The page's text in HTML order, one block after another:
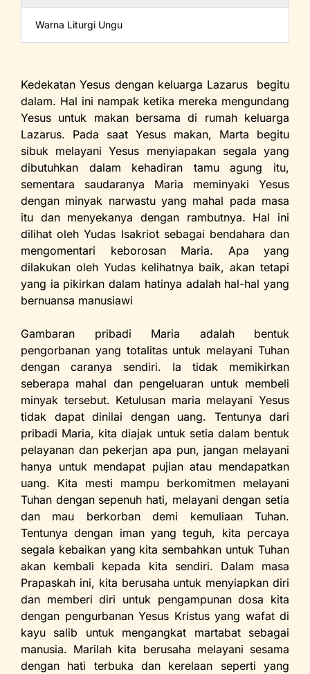
Warna Liturgi Ungu
Kedekatan Yesus dengan keluarga Lazarus begitu
dalam. Hal ini nampak ketika mereka mengundang
Yesus untuk makan bersama di rumah keluarga
Lazarus. Pada saat Yesus makan, Marta begitu
sibuk melayani Yesus menyiapakan segala yang
dibutuhkan dalam kehadiran tamu agung itu,
sementara saudaranya Maria meminyaki Yesus
dengan minyak narwastu yang mahal pada masa
itu dan menyekanya dengan rambutnya. Hal ini
dilihat oleh Yudas Isakriot sebagai bendahara dan
mengomentari keborosan Maria. Apa yang
dilakukan oleh Yudas kelihatnya baik, akan tetapi
yang ia pikirkan dalam hatinya adalah hal-hal yang
bernuansa manusiawi
Gambaran pribadi Maria adalah bentuk
pengorbanan yang totalitas untuk melayani Tuhan
dengan caranya sendiri. Ia tidak memikirkan
seberapa mahal dan pengeluaran untuk membeli
minyak tersebut. Ketulusan maria melayani Yesus
tidak dapat dinilai dengan uang. Tentunya dari
pribadi Maria, kita diajak untuk setia dalam bentuk
pelayanan dan pekerjan apa pun, jangan melayani
hanya untuk mendapat pujian atau mendapatkan
uang. Kita mesti mampu berkomitmen melayani
Tuhan dengan sepenuh hati, melayani dengan setia
dan mau berkorban demi kemuliaan Tuhan.
Tentunya dengan iman yang teguh, kita percaya
segala kebaikan yang kita sembahkan untuk Tuhan
akan kembali kepada kita sendiri. Dalam masa
Prapaskah ini, kita berusaha untuk menyiapkan diri
dan memberi diri untuk pengampunan dosa kita
dengan pengurbanan Yesus Kristus yang wafat di
kayu salib untuk mengangkat martabat sebagai
manusia. Marilah kita berusaha melayani sesama
dengan hati terbuka dan kerelaan seperti yang